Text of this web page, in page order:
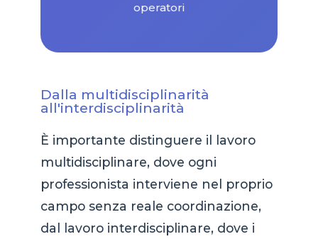
operatori
Dalla multidisciplinarità
all'interdisciplinarità
È importante distinguere il lavoro
multidisciplinare, dove ogni
professionista interviene nel proprio
campo senza reale coordinazione,
dal lavoro interdisciplinare, dove i